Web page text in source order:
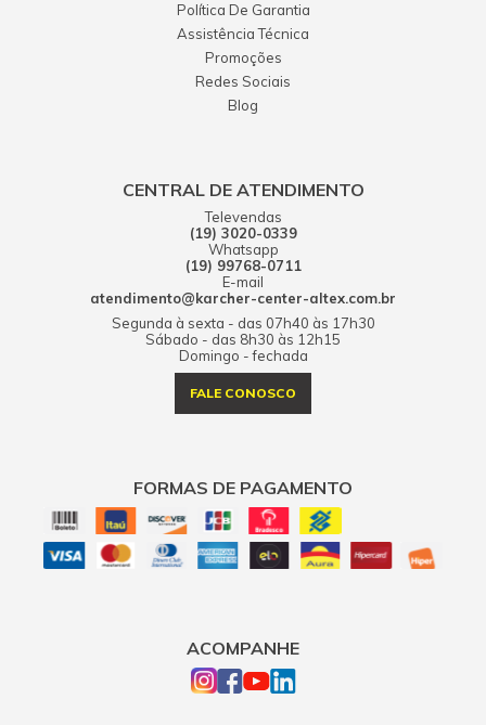
Política De Garantia
Assistência Técnica
Promoções
Redes Sociais
Blog
CENTRAL DE ATENDIMENTO
Televendas
(19) 3020-0339
Whatsapp
(19) 99768-0711
E-mail
atendimento@karcher-center-altex.com.br
Segunda à sexta - das 07h40 às 17h30
Sábado - das 8h30 às 12h15
Domingo - fechada
FALE CONOSCO
FORMAS DE PAGAMENTO
ACOMPANHE